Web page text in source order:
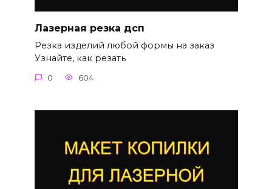
Лазерная резка дсп
Резка изделий любой формы на заказ
Узнайте, как резать
0 604